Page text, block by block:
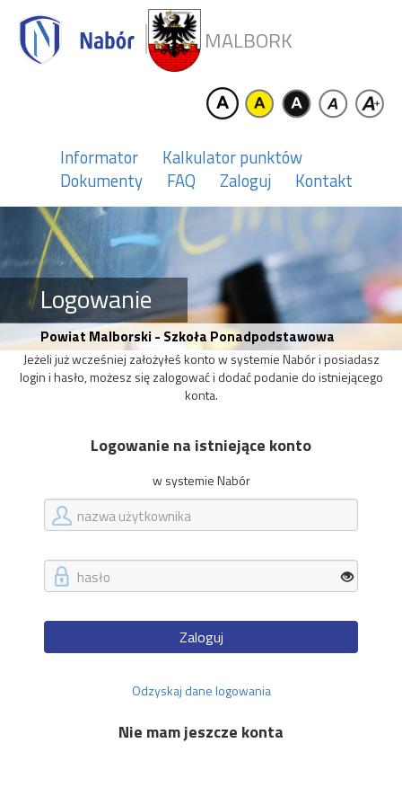
MALBORK
Informator
Kalkulator punktów
Dokumenty
FAQ Zaloguj Kontakt
Logowanie
Powiat Malborski - Szkoła Ponadpodstawowa
Jeżeli już wcześniej założyłeś konto w systemie Nabór i posiadasz
login i hasło, możesz się zalogować i dodać podanie do istniejącego
konta.
Logowanie na istniejące konto
w systemie Nabór
Zaloguj
Odzyskaj dane logowania
Nie mam jeszcze konta